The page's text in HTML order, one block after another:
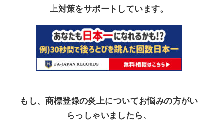
上対策をサポートしています。
もし、商標登録の炎上についてお悩みの方がい
らっしゃいましたら、